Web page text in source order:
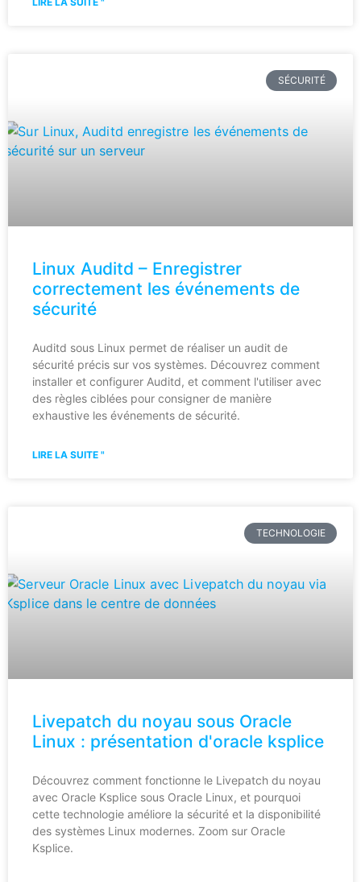
SÉCURITÉ
Linux Auditd – Enregistrer
correctement les événements de
sécurité
Auditd sous Linux permet de réaliser un audit de
sécurité précis sur vos systèmes. Découvrez comment
installer et configurer Auditd, et comment l'utiliser avec
des règles ciblées pour consigner de manière
exhaustive les événements de sécurité.
LIRE LA SUITE "
TECHNOLOGIE
Livepatch du noyau sous Oracle
Linux : présentation d'oracle ksplice
Découvrez comment fonctionne le Livepatch du noyau
avec Oracle Ksplice sous Oracle Linux, et pourquoi
cette technologie améliore la sécurité et la disponibilité
des systèmes Linux modernes. Zoom sur Oracle
Ksplice.